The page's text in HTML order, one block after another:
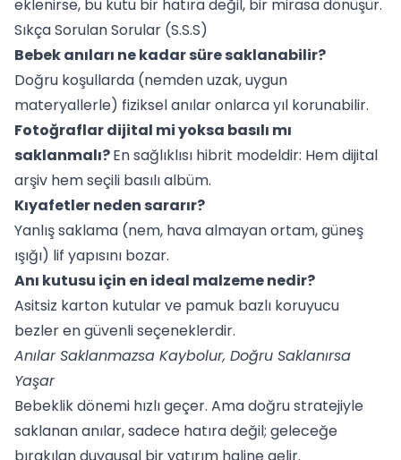
eklenirse, bu kutu bir hatıra değil, bir mirasa dönüşür.
Sıkça Sorulan Sorular (S.S.S)
Bebek anıları ne kadar süre saklanabilir?
Doğru koşullarda (nemden uzak, uygun
materyallerle) fiziksel anılar onlarca yıl korunabilir.
Fotoğraflar dijital mi yoksa basılı mı
saklanmalı?En sağlıklısı hibrit modeldir: Hem dijital
arşiv hem seçili basılı albüm.
Kıyafetler neden sararır?
Yanlış saklama (nem, hava almayan ortam, güneş
ışığı) lif yapısını bozar.
Anı kutusu için en ideal malzeme nedir?
Asitsiz karton kutular ve pamuk bazlı koruyucu
bezler en güvenli seçeneklerdir.
Anılar Saklanmazsa Kaybolur, Doğru Saklanırsa
Yaşar
Bebeklik dönemi hızlı geçer. Ama doğru stratejiyle
saklanan anılar, sadece hatıra değil; geleceğe